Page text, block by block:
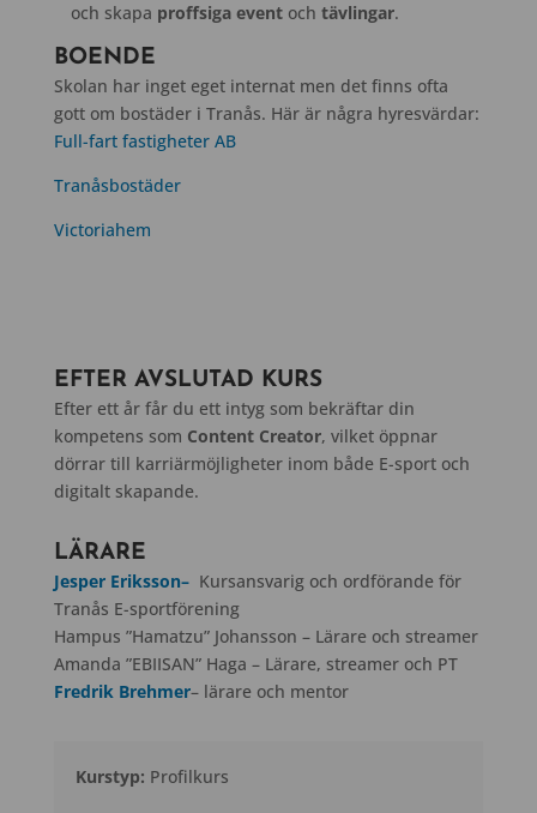
och skapa proffsiga eventoch tävlingar.
BOENDE
Skolan har inget eget internat men det finns ofta
gott om bostäder i Tranås. Här är några hyresvärdar:
Full-fart fastigheter AB
Tranåsbostäder
Victoriahem
EFTER AVSLUTAD KURS
Efter ett år får du ett intyg som bekräftar din
kompetens som Content Creator, vilket öppnar
dörrar till karriärmöjligheter inom både E-sport och
digitalt skapande.
LÄRARE
Jesper Eriksson– Kursansvarig och ordförande för
Tranås E-sportförening
Hampus ”Hamatzu” Johansson – Lärare och streamer
Amanda ”EBIISAN” Haga – Lärare, streamer och PT
Fredrik Brehmer– lärare och mentor
Kurstyp: Profilkurs